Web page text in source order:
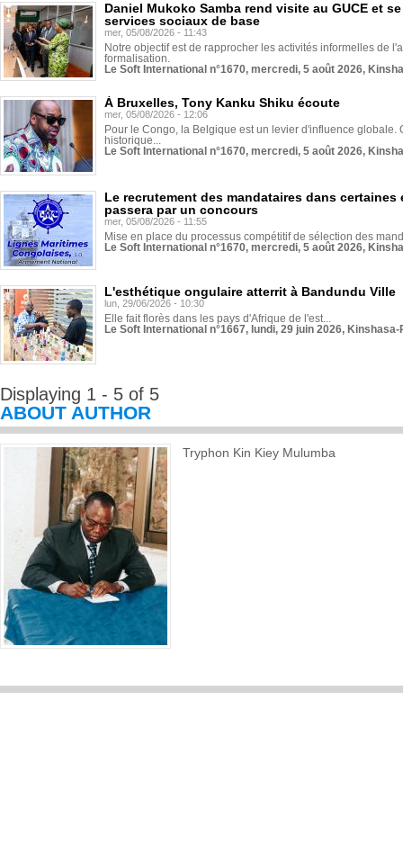
Daniel Mukoko Samba rend visite au GUCE et
services sociaux de base
mer, 05/08/2026 - 11:43
Notre objectif est de rapprocher les activités informelles de
formalisation.
Le Soft International n°1670, mercredi, 5 août 2026,
À Bruxelles, Tony Kanku Shiku écoute
mer, 05/08/2026 - 12:06
Pour le Congo, la Belgique est un levier d'influence globale.
historique...
Le Soft International n°1670, mercredi, 5 août 2026,
Le recrutement des mandataires dans
passera par un concours
mer, 05/08/2026 - 11:55
Mise en place du processus compétitif de sélection des
Le Soft International n°1670, mercredi, 5 août 2026,
L'esthétique ongulaire atterrit à Bandundu Ville
lun, 29/06/2026 - 10:30
Elle fait florès dans les pays d'Afrique de l'est...
Le Soft International n°1667, lundi, 29 juin 2026,
Displaying 1 - 5 of 5
ABOUT AUTHOR
Tryphon Kin Kiey Mulumba